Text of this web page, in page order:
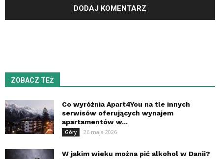
ZOBACZ TEŻ
Co wyróżnia Apart4You na tle innych
serwisów oferujących wynajem
apartamentów w...
Góry 26 maja 2026
W jakim wieku można pić alkohol w Danii?